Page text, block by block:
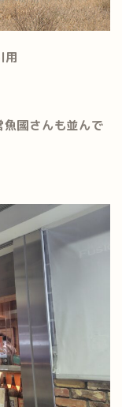
用
國さんも並んで